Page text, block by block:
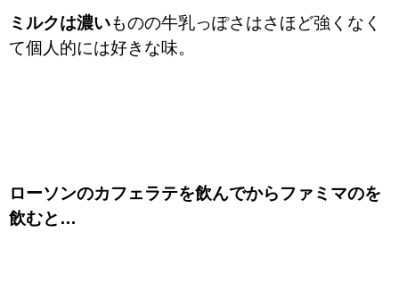
ミルクは濃いものの牛乳っぽさはさほど強くなく
て個人的には好きな味。
ローソンのカフェラテを飲んでからファミマのを
飲むと…